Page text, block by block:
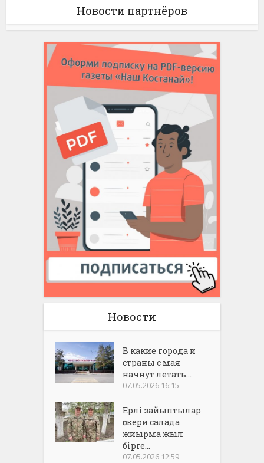
Новости партнёров
Новости
В какие города и
страны с мая
начнут летать...
07.05.2026 16:15
Ерлі зайыптылар
әскери салада
жиырма жыл
бірге...
07.05.2026 12:59